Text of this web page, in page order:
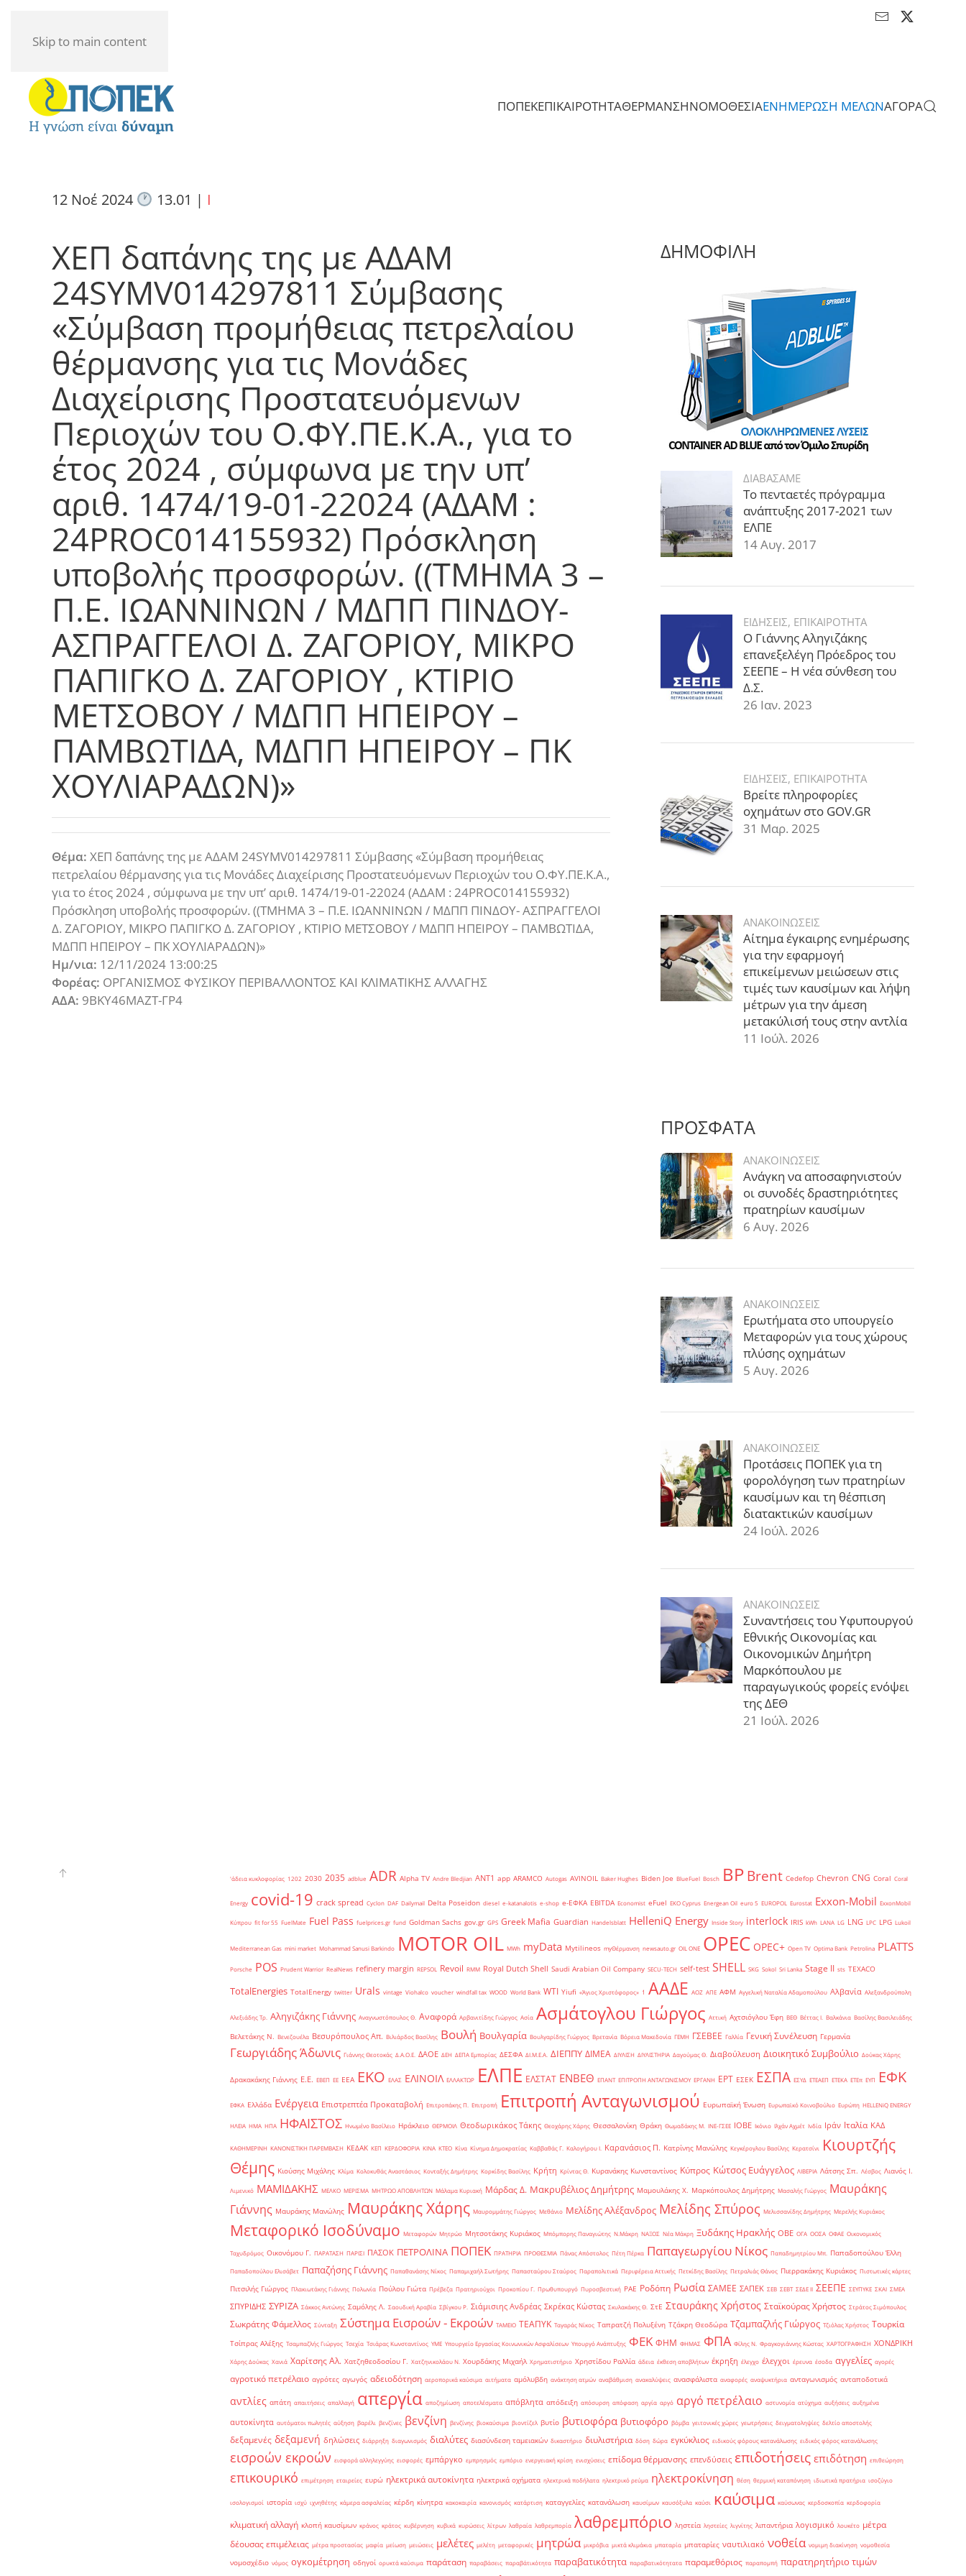
Skip to main content
ΠΟΠΕΚΕΠΙΚΑΙΡΟΤΗΤΑΘΕΡΜΑΝΣΗΝΟΜΟΘΕΣΙΑΕΝΗΜΕΡΩΣΗ ΜΕΛΩΝΑΓΟΡΑ
12 Νοέ 2024 13.01 | I
ΧΕΠ δαπάνης της με ΑΔΑΜ
24SYMV014297811 Σύμβασης
«Σύμβαση προμήθειας πετρελαίου
θέρμανσης για τις Μονάδες
Διαχείρισης Προστατευόμενων
Περιοχών του Ο.ΦΥ.ΠΕ.Κ.Α., για το
έτος 2024 , σύμφωνα με την υπ’
αριθ. 1474/19-01-22024 (ΑΔΑΜ :
24PROC014155932) Πρόσκληση
υποβολής προσφορών. ((ΤΜΗΜΑ 3 –
Π.Ε. ΙΩΑΝΝΙΝΩΝ / ΜΔΠΠ ΠΙΝΔΟΥ-
ΑΣΠΡΑΓΓΕΛΟΙ Δ. ΖΑΓΟΡΙΟΥ, ΜΙΚΡΟ
ΠΑΠΙΓΚΟ Δ. ΖΑΓΟΡΙΟΥ , ΚΤΙΡΙΟ
ΜΕΤΣΟΒΟΥ / ΜΔΠΠ ΗΠΕΙΡΟΥ –
ΠΑΜΒΩΤΙΔΑ, ΜΔΠΠ ΗΠΕΙΡΟΥ – ΠΚ
ΧΟΥΛΙΑΡΑΔΩΝ)»
Θέμα: ΧΕΠ δαπάνης της με ΑΔΑΜ 24SYMV014297811 Σύμβασης «Σύμβαση προμήθειας
πετρελαίου θέρμανσης για τις Μονάδες Διαχείρισης Προστατευόμενων Περιοχών του Ο.ΦΥ.ΠΕ.Κ.Α.,
για το έτος 2024 , σύμφωνα με την υπ’ αριθ. 1474/19-01-22024 (ΑΔΑΜ : 24PROC014155932)
Πρόσκληση υποβολής προσφορών. ((ΤΜΗΜΑ 3 – Π.Ε. ΙΩΑΝΝΙΝΩΝ / ΜΔΠΠ ΠΙΝΔΟΥ- ΑΣΠΡΑΓΓΕΛΟΙ
Δ. ΖΑΓΟΡΙΟΥ, ΜΙΚΡΟ ΠΑΠΙΓΚΟ Δ. ΖΑΓΟΡΙΟΥ , ΚΤΙΡΙΟ ΜΕΤΣΟΒΟΥ / ΜΔΠΠ ΗΠΕΙΡΟΥ – ΠΑΜΒΩΤΙΔΑ,
ΜΔΠΠ ΗΠΕΙΡΟΥ – ΠΚ ΧΟΥΛΙΑΡΑΔΩΝ)»
Ημ/νια: 12/11/2024 13:00:25
Φορέας: ΟΡΓΑΝΙΣΜΟΣ ΦΥΣΙΚΟΥ ΠΕΡΙΒΑΛΛΟΝΤΟΣ ΚΑΙ ΚΛΙΜΑΤΙΚΗΣ ΑΛΛΑΓΗΣ
ΑΔΑ: 9ΒΚΥ46ΜΑΖΤ-ΓΡ4
ΔΗΜΟΦΙΛΗ
ΔΙΑΒΑΣΑΜΕ
Το πενταετές πρόγραμμα
ανάπτυξης 2017-2021 των
ΕΛΠΕ
14 Αυγ. 2017
ΕΙΔΗΣΕΙΣ, ΕΠΙΚΑΙΡΟΤΗΤΑ
Ο Γιάννης Αληγιζάκης
επανεξελέγη Πρόεδρος του
ΣΕΕΠΕ – Η νέα σύνθεση του
Δ.Σ.
26 Ιαν. 2023
ΕΙΔΗΣΕΙΣ, ΕΠΙΚΑΙΡΟΤΗΤΑ
Βρείτε πληροφορίες
οχημάτων στο GOV.GR
31 Μαρ. 2025
ΑΝΑΚΟΙΝΩΣΕΙΣ
Αίτημα έγκαιρης ενημέρωσης
για την εφαρμογή
επικείμενων μειώσεων στις
τιμές των καυσίμων και λήψη
μέτρων για την άμεση
μετακύλισή τους στην αντλία
11 Ιούλ. 2026
ΠΡΟΣΦΑΤΑ
ΑΝΑΚΟΙΝΩΣΕΙΣ
Ανάγκη να αποσαφηνιστούν
οι συνοδές δραστηριότητες
πρατηρίων καυσίμων
6 Αυγ. 2026
ΑΝΑΚΟΙΝΩΣΕΙΣ
Ερωτήματα στο υπουργείο
Μεταφορών για τους χώρους
πλύσης οχημάτων
5 Αυγ. 2026
ΑΝΑΚΟΙΝΩΣΕΙΣ
Προτάσεις ΠΟΠΕΚ για τη
φορολόγηση των πρατηρίων
καυσίμων και τη θέσπιση
διατακτικών καυσίμων
24 Ιούλ. 2026
ΑΝΑΚΟΙΝΩΣΕΙΣ
Συναντήσεις του Υφυπουργού
Εθνικής Οικονομίας και
Οικονομικών Δημήτρη
Μαρκόπουλου με
παραγωγικούς φορείς ενόψει
της ΔΕΘ
21 Ιούλ. 2026
'άδεια κυκλοφορίας 1202 2030 2035 adblue ADR Alpha TV Andre Bledjian ANT1 app ARAMCO Autogas AVINOIL Baker Hughes Biden Joe BlueFuel Bosch BPBrent Cedefop Chevron CNG Coral Coral
Energy covid-19 crack spread Cyclon DAF Dailymail Delta Poseidon diesel e-katanalotis e-shop e-ΕΦΚΑ EBITDA Economist eFuel EKO Cyprus Energean Oil euro 5 EUROPOL Eurostat Exxon-Mobil ExxonMobil
Κύπρου fit for 55 FuelMate Fuel Pass fuelprices.gr fund Goldman Sachs gov.gr GPS Greek Mafia Guardian Handelsblatt HelleniQ Energy Inside Story interlock IRIS kWh LANA LG LNG LPC LPG Lukoil
Mediterranean Gas mini market Mohammad Sanusi Barkindo MOTOR OIL MWh myData Mytilineos myΘέρμανση newsauto.gr OIL ONE OPEC OPEC+ Open TV Optima Bank Petrolina PLATTS
Porsche POS Prudent Warrior RealNews refinery margin REPSOL Revoil RMM Royal Dutch Shell Saudi Arabian Oil Company SECU-TECH self-test SHELL SKG Sokol Sri Lanka Stage II sts TEXACO
TotalEnergies TotalEnergy twitter Urals vintage Viohalco voucher windfall tax WOOD World Bank WTI Yiufi «Άγιος Χριστόφορος» ΄1 ΑΑΔΕ ΑΟΖ ΑΠΕ ΑΦΜ Αγγελική Ναταλία Αδαμοπούλου Αλβανία Αλεξανδρούπολη
Αλεξιάδης Τρ. Αληγιζάκης Γιάννης Αναγνωστόπουλος Θ. Αναφορά Αρβανιτίδης Γιώργος Ασία Ασμάτογλου Γιώργος Αττική Αχτσιόγλου Έφη ΒΕΘ Βέττας Ι. Βαλκάνια Βασίλης Βασιλειάδης
Βελετάκης Ν. Βενεζουέλα Βεσυρόπουλος Απ. Βιλιάρδος Βασίλης Βουλή Βουλγαρία Βουλγαρίδης Γιώργος Βρετανία Βόρεια Μακεδονία ΓΕΜΗ ΓΣΕΒΕΕ Γαλλία Γενική Συνέλευση Γερμανία
Γεωργιάδης Άδωνις Γιάννης Θεοτοκάς Δ.Α.Ο.Ε. ΔΑΟΕ ΔΕΗ ΔΕΠΑ Εμπορίας ΔΕΣΦΑ ΔΙ.Μ.Ε.Α. ΔΙΕΠΠΥ ΔΙΜΕΑ ΔΙΥΛΙΣΗ ΔΙΥΛΙΣΤΗΡΙΑ Δαγούμας Θ. Διαβούλευση Διοικητικό Συμβούλιο Δούκας Χάρης
Δρακακάκης Γιάννης Ε.Ε. ΕΒΕΠ ΕΕ ΕΕΑ ΕΚΟ ΕΛΑΣ ΕΛΙΝΟΙΛ ΕΛΛΑΚΤΩΡ ΕΛΠΕ ΕΛΣΤΑΤ ΕΝΒΕΘ ΕΠΑΝΤ ΕΠΙΤΡΟΠΗ ΑΝΤΑΓΩΝΙΣΜΟΥ ΕΡΓΑΝΗ ΕΡΤ ΕΣΕΚ ΕΣΠΑ ΕΣΥΔ ΕΤΕΑΕΠ ΕΤΕΚΑ ΕΤΕπ ΕΥΠ ΕΦΚ
ΕΦΚΑ Ελλάδα Ενέργεια Επιστρεπτέα Προκαταβολή Επιτροπάκης Π. Επιτροπή Επιτροπή Ανταγωνισμού Ευρωπαϊκή Ένωση Ευρωπαϊκό Κοινοβούλιο Ευρώπη ΗELLENiQ ENERGY
ΗΛΕΙΑ ΗΜΑ ΗΠΑ ΗΦΑΙΣΤΟΣ Ηνωμένο Βασίλειο Ηράκλειο ΘΕΡΜΟΙΛ Θεοδωρικάκος Τάκης Θεοχάρης Χάρης Θεσσαλονίκη Θράκη Θωμαδάκης Μ. ΙΝΕ-ΓΣΕΕ ΙΟΒΕ Ικόνιο Ιλχάν Αχμέτ Ινδία Ιράν Ιταλία ΚΑΔ
ΚΑΘΗΜΕΡΙΝΗ ΚΑΝΟΝΙΣΤΙΚΗ ΠΑΡΕΜΒΑΣΗ ΚΕΔΑΚ ΚΕΠ ΚΕΡΔΟΦΟΡΙΑ ΚΙΝΑ ΚΤΕΟ Κίνα Κίνημα Δημοκρατίας Καββαθάς Γ. Καλογήρου Ι. Καρανάσιος Π. Κατρίνης Μανώλης Κεγκέρογλου Βασίλης Κερατσίνι
Κιουρτζής
Θέμης Κιούσης Μιχάλης Κλίμα Κολοκυθάς Αναστάσιος Κονταξής Δημήτρης Κορκίδης Βασίλης Κρήτη Κρίντας Θ. Κυρανάκης Κωνσταντίνος Κύπρος Κώτσος Ευάγγελος ΛΙΒΕΡΙΑ Λάτσης Σπ. Λέσβος Λιανός Ι.
Λιμενικό ΜΑΜΙΔΑΚΗΣ ΜΕΛΚΟ ΜΕΡΙΣΜΑ ΜΗΤΡΩΟ ΑΠΟΒΛΗΤΩΝ Μάλαμα Κυριακή Μάρδας Δ. Μακρυβέλιος Δημήτρης Μαμουλάκης Χ. Μαρκόπουλος Δημήτρης Μασαλής Γιώργος Μαυράκης
Γιάννης Μαυράκης Μανώλης Μαυράκης Χάρης Μαυρομμάτης Γιώργος Μεθάνιο Μελίδης Αλέξανδρος Μελίδης Σπύρος Μελισσανίδης Δημήτρης Μερελής Κυριάκος
Μεταφορικό Ισοδύναμο Μεταφορών Μητρώο Μητσοτάκης Κυριάκος Μπόμπορης Παναγιώτης Ν.Μάκρη ΝΑΞΟΣ Νέα Μάκρη Ξυδάκης Ηρακλής ΟΒΕ ΟΓΑ ΟΟΣΑ ΟΦΑΕ Οικονομικός
Ταχυδρόμος Οικονόμου Γ. ΠΑΡΑΤΑΣΗ ΠΑΡΙΣΙ ΠΑΣΟΚ ΠΕΤΡΟΛΙΝΑ ΠΟΠΕΚ ΠΡΑΤΗΡΙΑ ΠΡΟΘΕΣΜΙΑ Πάνας Απόστολος Πέτη Πέρκα Παπαγεωργίου Νίκος Παπαδημητρίου Μπ. Παπαδοπούλου Έλλη
Παπαδοπούλου Ελισάβετ Παπαζήσης Γιάννης Παπαθανάσης Νίκος Παπαμιχαήλ Σωτήρης Παπασταύρου Σταύρος Παραπολιτικά Περιφέρεια Αττικής Πετκίδης Βασίλης Πετραλιάς Θάνος Πιερρακάκης Κυριάκος Πιστωτικές κάρτες
Πιτσιλής Γιώργος Πλακιωτάκης Γιάννης Πολωνία Πούλου Γιώτα Πρέβεζα Πρατηριούχοι Προκοπίου Γ. Πρωθυπουργό Πυροσβεστική ΡΑΕ Ροδόπη Ρωσία ΣΑΜΕΕ ΣΑΠΕΚ ΣΕΒ ΣΕΒΤ ΣΕΔΕ ΙΙ ΣΕΕΠΕ ΣΕΥΠΥΚΕ ΣΚΑΙ ΣΜΕΑ
ΣΠΥΡΙΔΗΣ ΣΥΡΙΖΑ Σάκκος Αντώνης Σαμόλης Λ. Σαουδική Αραβία Σβίγκου Ρ. Σιάμισιης Ανδρέας Σκρέκας Κώστας Σκυλακάκης Θ. ΣτΕ Σταυράκης Χρήστος Σταϊκούρας Χρήστος Στράτος Σιμόπουλος
Σωκράτης Φάμελλος Σύνταξη Σύστημα Εισροών - Εκροών ΤΑΜΕΙΟ ΤΕΑΠΥΚ Ταγαράς Νίκος Ταπρατζή Πολυξένη Τζάκρη Θεοδώρα Τζαμπαζλής Γιώργος Τζιόλας Χρήστος Τουρκία
Τσίπρας Αλέξης Τσαμπαζλής Γιώργος Τσεχία Τσιάρας Κωνσταντίνος ΥΜΕ Υπουργείο Εργασίας Κοινωνικών Ασφαλίσεων Υπουργό Ανάπτυξης ΦΕΚ ΦΗΜ ΦΗΜΑΣ ΦΠΑ Φίλης Ν. Φραγκογιάννης Κώστας ΧΑΡΤΟΓΡΑΦΗΣΗ ΧΟΝΔΡΙΚΗ
Χάρης Δούκας Χανιά Χαρίτσης Αλ. Χατζηθεοδοσίου Γ. Χατζηνικολάου Ν. Χουρδάκης Μιχαήλ Χρηματιστήριο Χρηστίδου Ραλλία άδεια έκθεση αποβλήτων έκρηξη έλεγχο έλεγχοι έρευνα έσοδα αγγελίες αγορές
αγροτικό πετρέλαιο αγρότες αγωγός αδειοδότηση αεροπορικά καύσιμα αιτήματα αμόλυβδη ανάκτηση ατμών αναβάθμιση ανακαλύψεις ανασφάλιστα αναφορές αναψυκτήρια ανταγωνισμός ανταποδοτικά
αντλίες απάτη απαιτήσεις απαλλαγή απεργία αποζημίωση αποτελέσματα απόβλητα απόδειξη απόσυρση απόφαση αργία αργό αργό πετρέλαιο αστυνομία ατύχημα αυξήσεις αυξημένα
αυτοκίνητα αυτόματοι πωλητές αύξηση βαρέλι βενζίνες βενζίνη βενζίνης βιοκαύσιμα βιοντίζελ βυτίο βυτιοφόρα βυτιοφόρο βόμβα γειτονικές χώρες γεωτρήσεις δειγματοληψίες δελτίο αποστολής
δεξαμενές δεξαμενή δηλώσεις διάρρηξη διαγωνισμός διαλύτες διασύνδεση ταμειακών δικαστήριο διυλιστήρια δόση δώρα εγκύκλιος ειδικούς φόρους κατανάλωσης ειδικός φόρος κατανάλωσης
εισροών εκροών εισφορά αλληλεγγύης εισφορές εμπάργκο εμπρησμός εμπόριο ενεργειακή κρίση ενισχύσεις επίδομα θέρμανσης επενδύσεις επιδοτήσεις επιδότηση επιθεώρηση
επικουρικό επιμέτρηση εταιρείες ευρώ ηλεκτρικά αυτοκίνητα ηλεκτρικά οχήματα ηλεκτρικά ποδήλατα ηλεκτρικό ρεύμα ηλεκτροκίνηση θέση θερμική καταπόνηση ιδιωτικά πρατήρια ισοζύγιο
ισολογισμοί ιστορία ισχύ ιχνηθέτης κάμερα ασφαλείας κέρδη κίνητρα κακοκαιρία κανονισμός κατάρτιση καταγγελίες κατανάλωση καυσίμων καυσόξυλα καύσι καύσιμα καύσωνας κερδοσκοπία κερδοφορία
κλιματική αλλαγή κλοπή καυσίμων κράνος κράτος κυβέρνηση κυβικά κυρώσεις λίτρων λαθραία λαθρεμπορία λαθρεμπόριο ληστεία ληστείες λιγνίτης λιπαντήρια λογισμικό λουκέτο μέτρα
δέουσας επιμέλειας μέτρα προστασίας μαφία μείωση μειώσεις μελέτες μελέτη μεταφορικές μητρώα μικρόβια μικτά κλιμάκια μπαταρία μπαταρίες ναυτιλιακό νοθεία νομιμη διακίνηση νομοθεσία
νομοσχέδιο νόμος ογκομέτρηση οδηγοί ορυκτά καύσιμα παράταση παραβάσεις παραβάτικότητα παραβατικότητα παραβατικότητατα παραμεθόριος παραπομπή παρατηρητήριο τιμών